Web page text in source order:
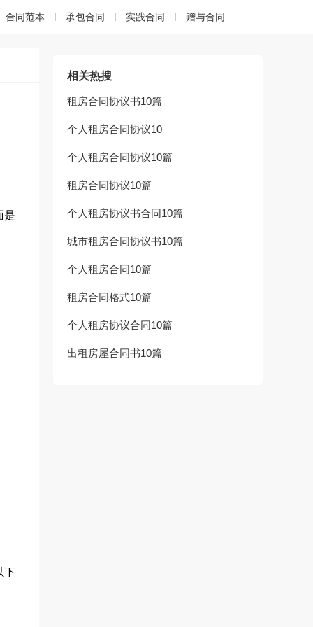
合同范本 承包合同 实践合同 赠与合同
是
下
相关热搜
租房合同协议书10篇
个人租房合同协议10
个人租房合同协议10篇
租房合同协议10篇
个人租房协议书合同10篇
城市租房合同协议书10篇
个人租房合同10篇
租房合同格式10篇
个人租房协议合同10篇
出租房屋合同书10篇